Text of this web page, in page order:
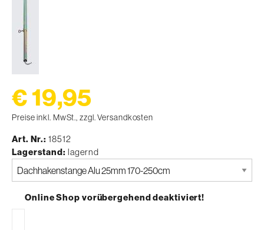
€ 19,95
Preise inkl. MwSt., zzgl. Versandkosten
Art. Nr. 18512
Lagerstand lagernd
Bitte
auswählen
Online Shop vorübergehend deaktiviert!